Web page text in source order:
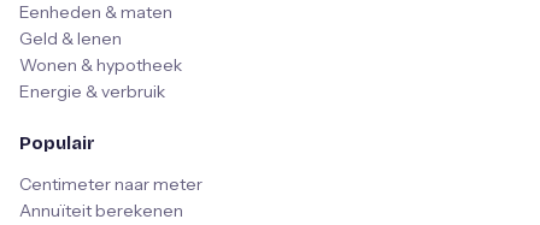
Eenheden & maten
Geld & lenen
Wonen & hypotheek
Energie & verbruik
Populair
Centimeter naar meter
Annuïteit berekenen